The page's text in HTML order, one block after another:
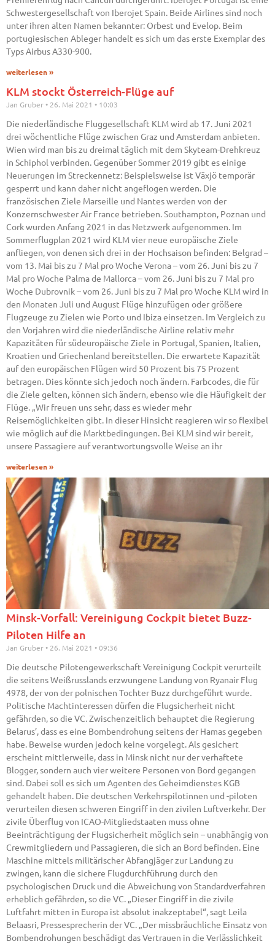
Schwestergesellschaft von Iberojet Spain. Beide Airlines sind noch
unter ihren alten Namen bekannter: Orbest und Evelop. Beim
portugiesischen Ableger handelt es sich um das erste Exemplar des
Typs Airbus A330-900.
weiterlesen »
KLM stockt Österreich-Flüge auf
Jan Gruber 26. Mai 2021 10:03
Die niederländische Fluggesellschaft KLM wird ab 17. Juni 2021
drei wöchentliche Flüge zwischen Graz und Amsterdam anbieten.
Wien wird man bis zu dreimal täglich mit dem Skyteam-Drehkreuz
in Schiphol verbinden. Gegenüber Sommer 2019 gibt es einige
Neuerungen im Streckennetz: Beispielsweise ist Växjö temporär
gesperrt und kann daher nicht angeflogen werden. Die
französischen Ziele Marseille und Nantes werden von der
Konzernschwester Air France betrieben. Southampton, Poznan und
Cork wurden Anfang 2021 in das Netzwerk aufgenommen. Im
Sommerflugplan 2021 wird KLM vier neue europäische Ziele
anfliegen, von denen sich drei in der Hochsaison befinden: Belgrad –
vom 13. Mai bis zu 7 Mal pro Woche Verona – vom 26. Juni bis zu 7
Mal pro Woche Palma de Mallorca – vom 26. Juni bis zu 7 Mal pro
Woche Dubrovnik – vom 26. Juni bis zu 7 Mal pro Woche KLM wird in
den Monaten Juli und August Flüge hinzufügen oder größere
Flugzeuge zu Zielen wie Porto und Ibiza einsetzen. Im Vergleich zu
den Vorjahren wird die niederländische Airline relativ mehr
Kapazitäten für südeuropäische Ziele in Portugal, Spanien, Italien,
Kroatien und Griechenland bereitstellen. Die erwartete Kapazität
auf den europäischen Flügen wird 50 Prozent bis 75 Prozent
betragen. Dies könnte sich jedoch noch ändern. Farbcodes, die für
die Ziele gelten, können sich ändern, ebenso wie die Häufigkeit der
Flüge. „Wir freuen uns sehr, dass es wieder mehr
Reisemöglichkeiten gibt. In dieser Hinsicht reagieren wir so flexibel
wie möglich auf die Marktbedingungen. Bei KLM sind wir bereit,
unsere Passagiere auf verantwortungsvolle Weise an ihr
weiterlesen »
Minsk-Vorfall: Vereinigung Cockpit bietet Buzz-
Piloten Hilfe an
Jan Gruber 26. Mai 2021 09:36
Die deutsche Pilotengewerkschaft Vereinigung Cockpit verurteilt
die seitens Weißrusslands erzwungene Landung von Ryanair Flug
4978, der von der polnischen Tochter Buzz durchgeführt wurde.
Politische Machtinteressen dürfen die Flugsicherheit nicht
gefährden, so die VC. Zwischenzeitlich behauptet die Regierung
Belarus’, dass es eine Bombendrohung seitens der Hamas gegeben
habe. Beweise wurden jedoch keine vorgelegt. Als gesichert
erscheint mittlerweile, dass in Minsk nicht nur der verhaftete
Blogger, sondern auch vier weitere Personen von Bord gegangen
sind. Dabei soll es sich um Agenten des Geheimdienstes KGB
gehandelt haben. Die deutschen Verkehrspilotinnen und -piloten
verurteilen diesen schweren Eingriff in den zivilen Luftverkehr. Der
zivile Überflug von ICAO-Mitgliedstaaten muss ohne
Beeinträchtigung der Flugsicherheit möglich sein – unabhängig von
Crewmitgliedern und Passagieren, die sich an Bord befinden. Eine
Maschine mittels militärischer Abfangjäger zur Landung zu
zwingen, kann die sichere Flugdurchführung durch den
psychologischen Druck und die Abweichung von Standardverfahren
erheblich gefährden, so die VC. „Dieser Eingriff in die zivile
Luftfahrt mitten in Europa ist absolut inakzeptabel“, sagt Leila
Belaasri, Pressesprecherin der VC. „Der missbräuchliche Einsatz von
Bombendrohungen beschädigt das Vertrauen in die Verlässlichkeit